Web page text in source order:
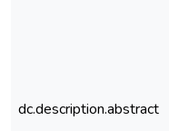
dc.description.abstract